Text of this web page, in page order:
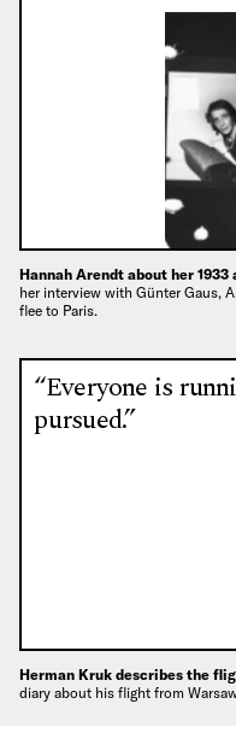
Hannah Arendt about her
her interview with Günter Gaus,
flee to Paris.
“Everyone is
pursued.”
Herman Kruk describes the
diary about his flight from